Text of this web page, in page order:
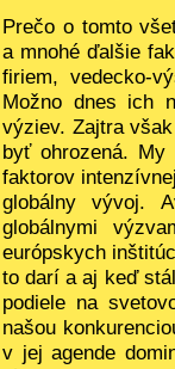
Prečo o tomto
a mnohé ďalšie
firiem, vedecko-
Možno dnes ich
výziev. Zajtra
byť ohrozená.
faktorov
globálny vývoj.
globálnymi
európskych
to darí a aj keď
podiele na
našou
v jej agende